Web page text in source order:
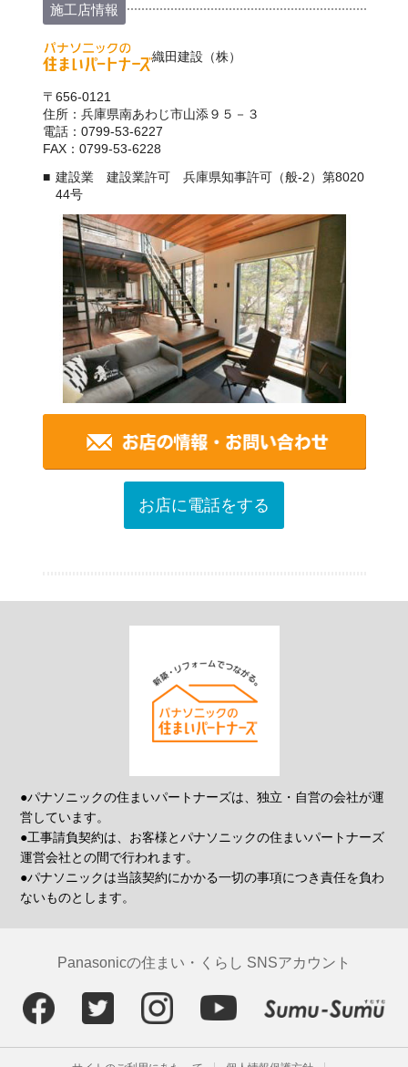
施工店情報
織田建設（株）
〒656-0121
住所：兵庫県南あわじ市山添９５－３
電話：0799-53-6227
FAX：0799-53-6228
建設業 建設業許可 兵庫県知事許可（般-2）第8020
44号
お店に電話をする
●パナソニックの住まいパートナーズは、独立・自営の会社が運
営しています。
●工事請負契約は、お客様とパナソニックの住まいパートナーズ
運営会社との間で行われます。
●パナソニックは当該契約にかかる一切の事項につき責任を負わ
ないものとします。
Panasonicの住まい・くらし SNSアカウント